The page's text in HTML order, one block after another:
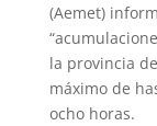
(Aemet)
la provincia
máximo de
ocho horas.